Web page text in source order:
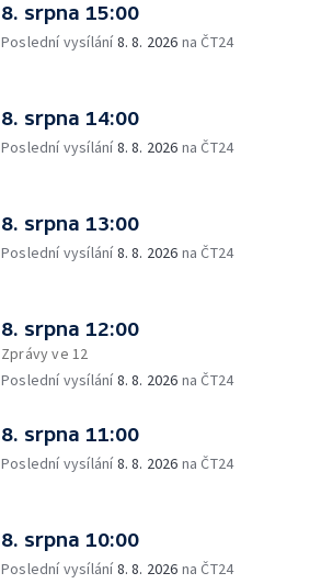
8. srpna 15:00
Poslední vysílání8. 8. 2026 na ČT24
8. srpna 14:00
Poslední vysílání8. 8. 2026 na ČT24
8. srpna 13:00
Poslední vysílání8. 8. 2026 na ČT24
8. srpna 12:00
Zprávy ve 12
Poslední vysílání8. 8. 2026 na ČT24
8. srpna 11:00
Poslední vysílání8. 8. 2026 na ČT24
8. srpna 10:00
Poslední vysílání8. 8. 2026 na ČT24